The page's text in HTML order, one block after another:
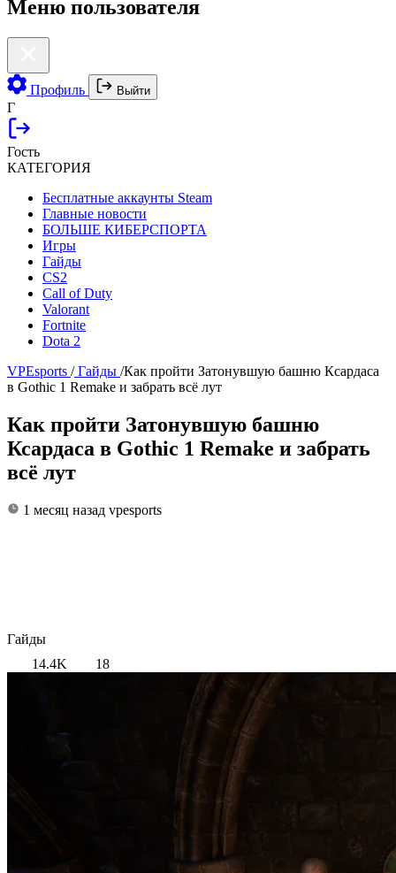
Меню пользователя
Профиль Выйти
Г
Гость
КАТЕГОРИЯ
Бесплатные аккаунты Steam
Главные новости
БОЛЬШЕ КИБЕРСПОРТА
Игры
Гайды
CS2
Call of Duty
Valorant
Fortnite
Dota 2
VPEsports / Гайды /Как пройти Затонувшую башню Ксардаса
в Gothic 1 Remake и забрать всё лут
Как пройти Затонувшую башню
Ксардаса в Gothic 1 Remake и забрать
всё лут
1 месяц назад vpesports
Гайды
14.4K
18